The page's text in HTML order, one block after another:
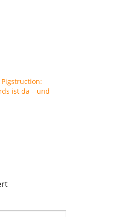
ist da – und